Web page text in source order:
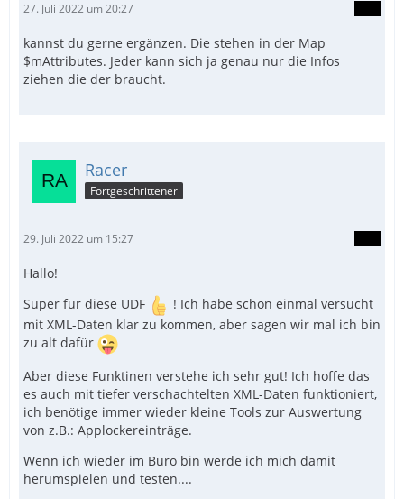
27. Juli 2022 um 20:27
kannst du gerne ergänzen. Die stehen in der Map
$mAttributes. Jeder kann sich ja genau nur die Infos
ziehen die der braucht.
Racer
Fortgeschrittener
29. Juli 2022 um 15:27
Hallo!
Super für diese UDF
! Ich habe schon einmal versucht
mit XML-Daten klar zu kommen, aber sagen wir mal ich bin
zu alt dafür
Aber diese Funktinen verstehe ich sehr gut! Ich hoffe das
es auch mit tiefer verschachtelten XML-Daten funktioniert,
ich benötige immer wieder kleine Tools zur Auswertung
von z.B.: Applockereinträge.
Wenn ich wieder im Büro bin werde ich mich damit
herumspielen und testen....